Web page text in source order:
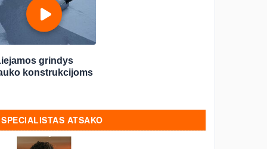
grindys
konstrukcijoms
SPECIALISTAS ATSAKO